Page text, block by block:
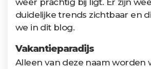
duidelijke trends zichtbaar en
we in dit blog.
Vakantieparadijs
Alleen van deze naam worden